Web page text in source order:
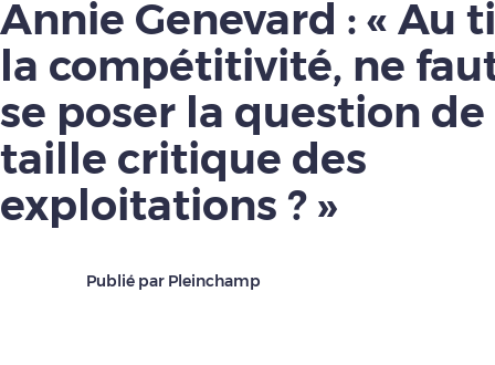
Annie Genevard : « Au
la compétitivité, ne
se poser la question de
taille critique des
exploitations ? »
Publié par Pleinchamp